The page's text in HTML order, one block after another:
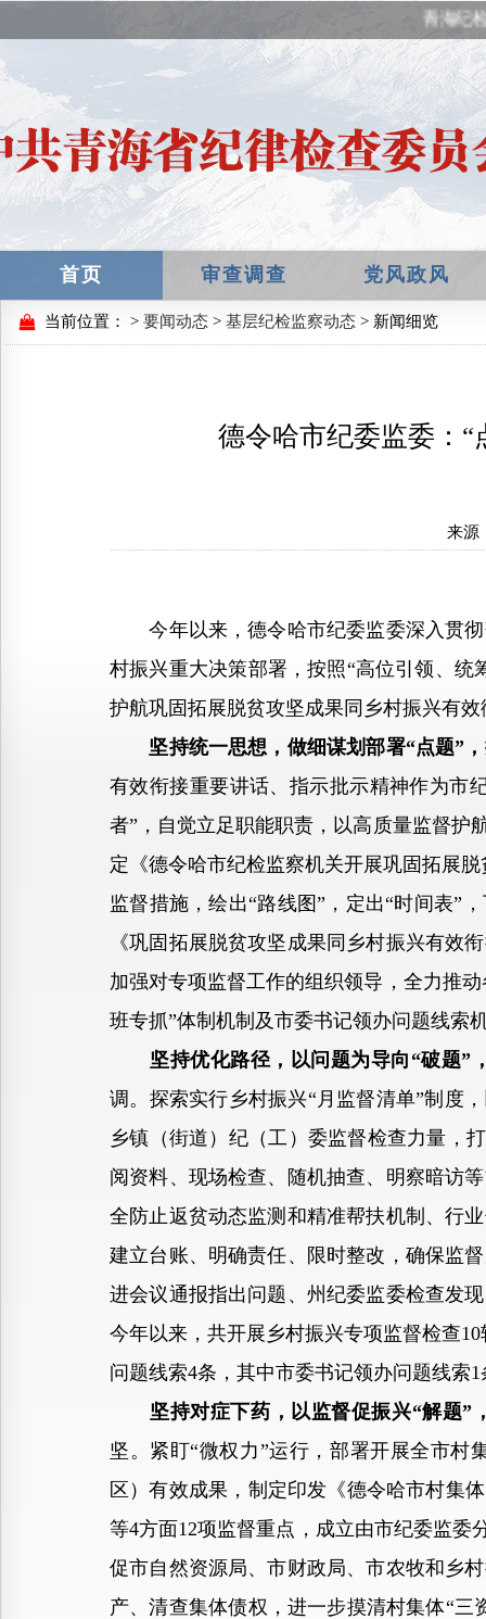
青海纪
首页 审查调查 党风政风
当前位置： > 要闻动态 > 基层纪检监察动态 > 新闻细览
德令哈市纪委监委：
来源
今年以来，德令哈市纪委监委深入贯彻
村振兴重大决策部署，按照“高位引领、
护航巩固拓展脱贫攻坚成果同乡村振兴有效
坚持统一思想，做细谋划部署“点题”
有效衔接重要讲话、指示批示精神作为市
者”，自觉立足职能职责，以高质量监督护
定《德令哈市纪检监察机关开展巩固拓展
监督措施，绘出“路线图”，定出“时间表”
《巩固拓展脱贫攻坚成果同乡村振兴有效
加强对专项监督工作的组织领导，全力推
班专抓”体制机制及市委书记领办问题线索
坚持优化路径，以问题为导向“破题”
调。探索实行乡村振兴“月监督清单”制度
乡镇（街道）纪（工）委监督检查力量，
阅资料、现场检查、随机抽查、明察暗访
全防止返贫动态监测和精准帮扶机制、行
建立台账、明确责任、限时整改，确保监
进会议通报指出问题、州纪委监委检查发
今年以来，共开展乡村振兴专项监督检查
问题线索4条，其中市委书记领办问题线索
坚持对症下药，以监督促振兴“解题”
坚。紧盯“微权力”运行，部署开展全市村
区）有效成果，制定印发《德令哈市村集
等4方面12项监督重点，成立由市纪委监委
促市自然资源局、市财政局、市农牧和乡
产、清查集体债权，进一步摸清村集体“